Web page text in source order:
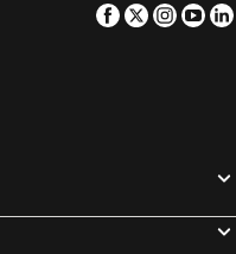
Facebook
Twitter